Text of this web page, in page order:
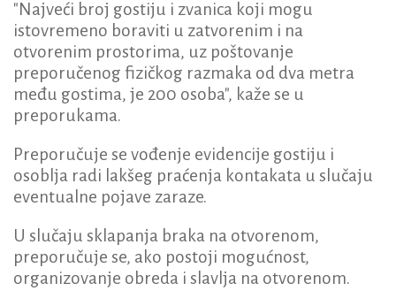
"Najveći broj gostiju i zvanica koji mogu
istovremeno boraviti u zatvorenim i na
otvorenim prostorima, uz poštovanje
preporučenog fizičkog razmaka od dva metra
među gostima, je 200 osoba", kaže se u
preporukama.
Preporučuje se vođenje evidencije gostiju i
osoblja radi lakšeg praćenja kontakata u slučaju
eventualne pojave zaraze.
U slučaju sklapanja braka na otvorenom,
preporučuje se, ako postoji mogućnost,
organizovanje obreda i slavlja na otvorenom.